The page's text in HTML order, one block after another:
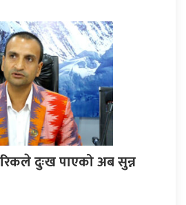
दुःख पाएको अब सुन्न